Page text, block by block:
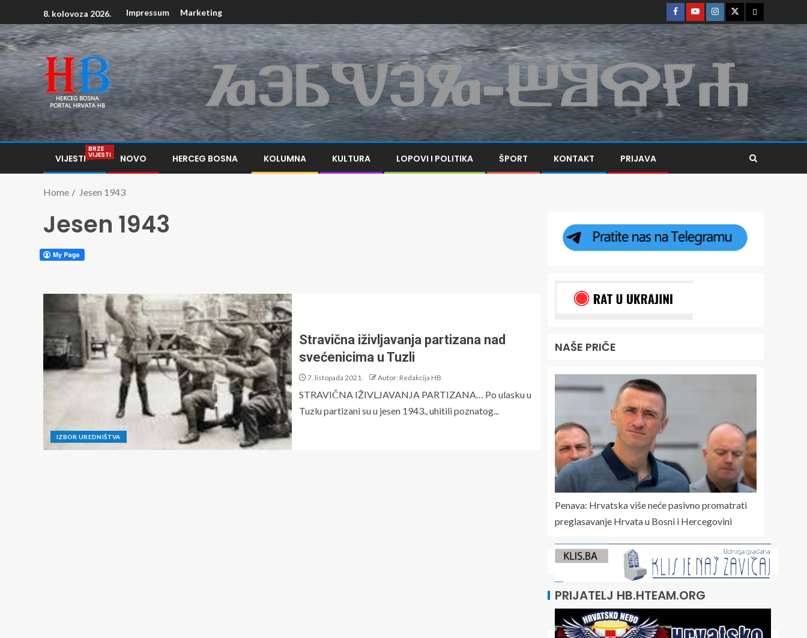
8. kolovoza 2026. Impressum Marketing
VIJESTI
BRZE
VIJESTI NOVO HERCEG BOSNA KOLUMNA KULTURA LOPOVI I POLITIKA ŠPORT KONTAKT PRIJAVA
Home Jesen 1943
Jesen 1943
IZBOR UREDNIŠTVA
Stravična iživljavanja partizana nad
svećenicima u Tuzli
7. listopada 2021. Autor: Redakcija HB
STRAVIČNA IŽIVLJAVANJA PARTIZANA… Po ulasku u
Tuzlu partizani su u jesen 1943., uhitili poznatog...
NAŠE PRIČE
Penava: Hrvatska više neće pasivno promatrati
preglasavanje Hrvata u Bosni i Hercegovini
PRIJATELJ HB.HTEAM.ORG